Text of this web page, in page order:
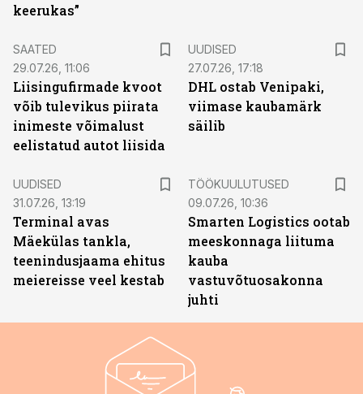
keerukas”
SAATED
29.07.26, 11:06
Liisingufirmade kvoot
võib tulevikus piirata
inimeste võimalust
eelistatud autot liisida
UUDISED
27.07.26, 17:18
DHL ostab Venipaki,
viimase kaubamärk
säilib
UUDISED
31.07.26, 13:19
Terminal avas
Mäekülas tankla,
teenindusjaama ehitus
meiereisse veel kestab
TÖÖKUULUTUSED
09.07.26, 10:36
Smarten Logistics ootab
meeskonnaga liituma
kauba
vastuvõtuosakonna
juhti